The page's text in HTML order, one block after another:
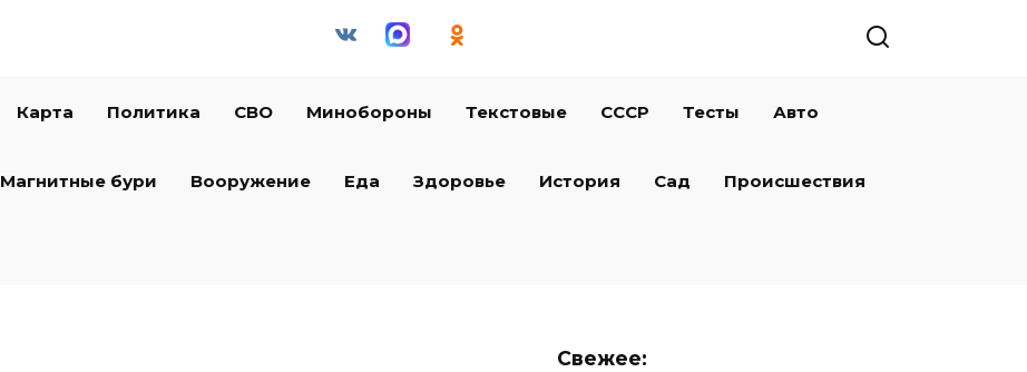
Карта Политика СВО Минобороны Текстовые СССР Тесты Авто
Магнитные бури Вооружение Еда Здоровье История Сад Происшествия
Свежее: